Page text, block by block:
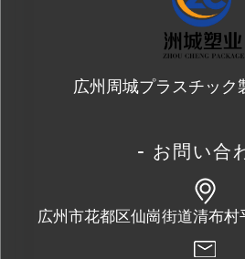
広州周城プラスチック
- お問い合
広州市花都区仙崗街道清布